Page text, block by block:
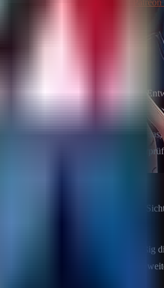
auf Patreon zu unterstützen:
auszuführen, blockiert jedoch auch
um sicherzustellen, dass das,
ist es nicht sicher, es sei denn, du
mit einem Radius von 8 für "weite"
Sichtweite um 20 %.
setzt dieses Plugin standardmäßig
nach Belieben